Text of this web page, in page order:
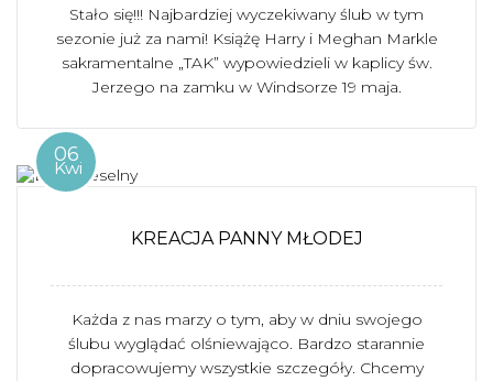
Stało się!!! Najbardziej wyczekiwany ślub w tym
sezonie już za nami! Książę Harry i Meghan Markle
sakramentalne „TAK” wypowiedzieli w kaplicy św.
Jerzego na zamku w Windsorze 19 maja.
06
Kwi
KREACJA PANNY MŁODEJ
Każda z nas marzy o tym, aby w dniu swojego
ślubu wyglądać olśniewająco. Bardzo starannie
dopracowujemy wszystkie szczegóły. Chcemy